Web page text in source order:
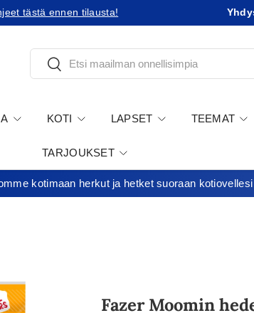
tästä ennen tilausta! Maa
Etsi
KOTI LAPSET TEEMAT
TARJOUKSET
kotimaan herkut ja hetket suoraan
Fazer Moomin